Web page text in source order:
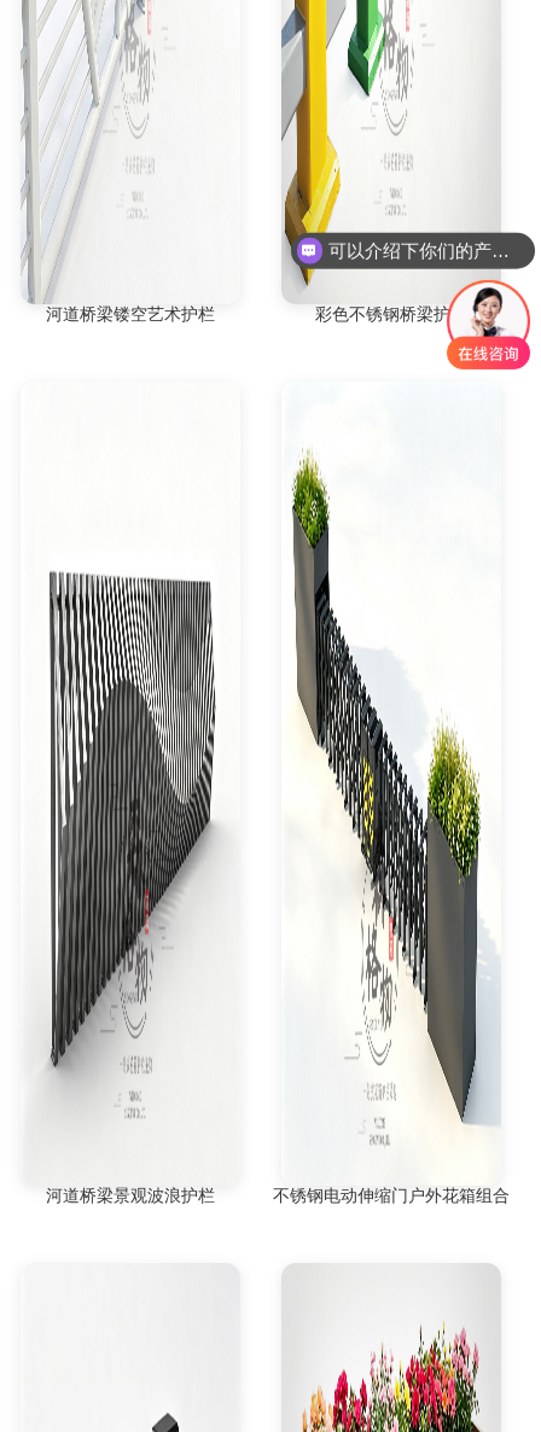
河道桥梁镂空艺术护栏 彩色不锈钢桥梁护栏
河道桥梁景观波浪护栏 不锈钢电动伸缩门户外花箱组合
可以介绍下你们的产品么
你们是否支持定制